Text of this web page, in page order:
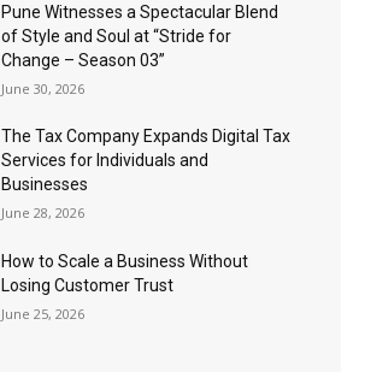
Pune Witnesses a Spectacular Blend
of Style and Soul at “Stride for
Change – Season 03”
June 30, 2026
The Tax Company Expands Digital Tax
Services for Individuals and
Businesses
June 28, 2026
How to Scale a Business Without
Losing Customer Trust
June 25, 2026